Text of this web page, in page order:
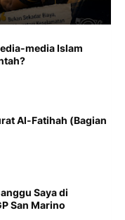
media Islam
Al-Fatihah (Bagian
Saya di
San Marino